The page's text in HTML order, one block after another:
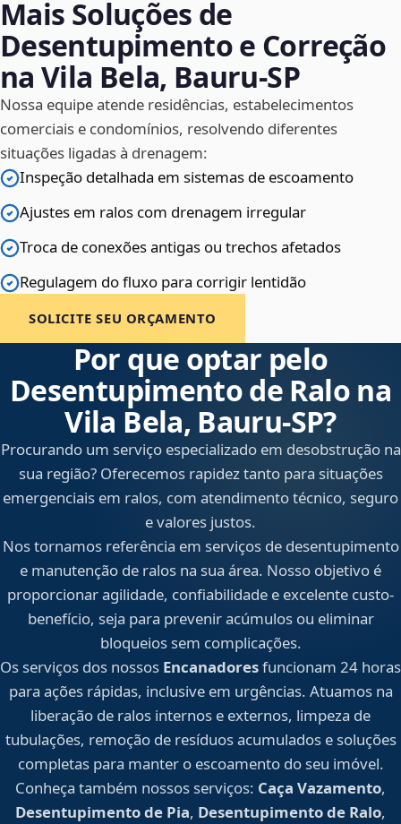
Mais Soluções de
Desentupimento e Correção
na Vila Bela, Bauru‑SP
Nossa equipe atende residências, estabelecimentos
comerciais e condomínios, resolvendo diferentes
situações ligadas à drenagem:
Inspeção detalhada em sistemas de escoamento
Ajustes em ralos com drenagem irregular
Troca de conexões antigas ou trechos afetados
Regulagem do fluxo para corrigir lentidão
SOLICITE SEU ORÇAMENTO
Por que optar pelo
Desentupimento de Ralo na
Vila Bela, Bauru‑SP?
Procurando um serviço especializado em desobstrução na
sua região? Oferecemos rapidez tanto para situações
emergenciais em ralos, com atendimento técnico, seguro
e valores justos.
Nos tornamos referência em serviços de desentupimento
e manutenção de ralos na sua área. Nosso objetivo é
proporcionar agilidade, confiabilidade e excelente custo-
benefício, seja para prevenir acúmulos ou eliminar
bloqueios sem complicações.
Os serviços dos nossos Encanadoresfuncionam 24 horas
para ações rápidas, inclusive em urgências. Atuamos na
liberação de ralos internos e externos, limpeza de
tubulações, remoção de resíduos acumulados e soluções
completas para manter o escoamento do seu imóvel.
Conheça também nossos serviços: Caça Vazamento,
Desentupimento de Pia, Desentupimento de Ralo,